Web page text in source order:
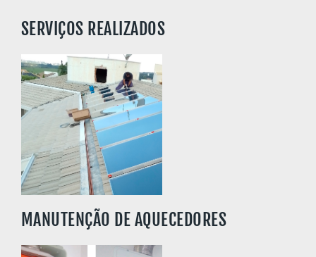
SERVIÇOS REALIZADOS
SAIBA MAIS
MANUTENÇÃO DE AQUECEDORES